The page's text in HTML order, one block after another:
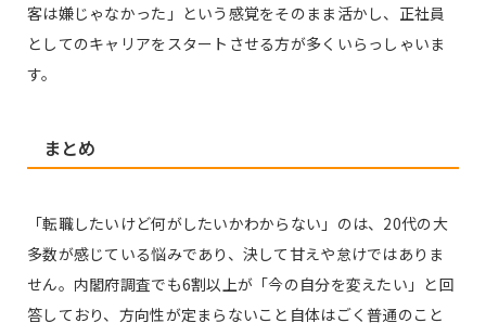
客は嫌じゃなかった」という感覚をそのまま活かし、正社員
としてのキャリアをスタートさせる方が多くいらっしゃいま
す。
まとめ
「転職したいけど何がしたいかわからない」のは、20代の大
多数が感じている悩みであり、決して甘えや怠けではありま
せん。内閣府調査でも6割以上が「今の自分を変えたい」と回
答しており、方向性が定まらないこと自体はごく普通のこと